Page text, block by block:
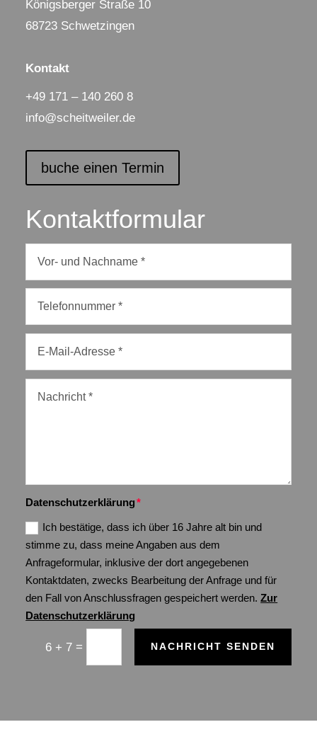
Königsberger Straße 10
68723 Schwetzingen
Kontakt
+49 171 – 140 260 8
info@scheitweiler.de
buche einen Termin
Kontaktformular
Datenschutzerklärung
Ich bestätige, dass ich über 16 Jahre alt bin und
stimme zu, dass meine Angaben aus dem
Anfrageformular, inklusive der dort angegebenen
Kontaktdaten, zwecks Bearbeitung der Anfrage und für
den Fall von Anschlussfragen gespeichert werden.Zur
Datenschutzerklärung
6 + 7 = NACHRICHT SENDEN